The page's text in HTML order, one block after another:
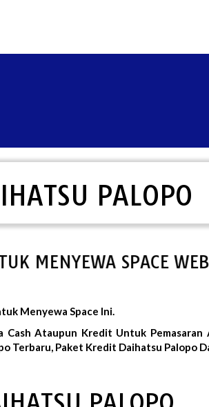
PALOPO
SPACE WEB
Menyewa Space Ini.
Ataupun Kredit Untuk Pemasaran
Terbaru, Paket Kredit Daihatsu Palopo